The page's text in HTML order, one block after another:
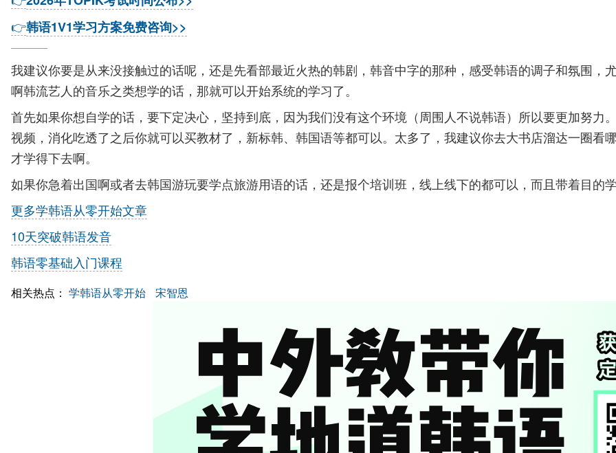
👉韩语1V1学习方案免费咨询>>
我建议你要是从来没接触过的话呢，还是先看部最近火热的韩剧，韩音中字的那种，感受韩语的调子和氛围，
啊韩流艺人的音乐之类想学的话，那就可以开始系统的学习了。
首先如果你想自学的话，要下定决心，坚持到底，因为我们没有这个环境（周围人不说韩语）所以要更加努力
视频，消化吃透了之后你就可以买教材了，新标韩、韩国语等都可以。太多了，我建议你去大书店溜达一圈看
才学得下去啊。
如果你急着出国啊或者去韩国游玩要学点旅游用语的话，还是报个培训班，线上线下的都可以，而且带着目的
更多学韩语从零开始文章
10天突破韩语发音
韩语零基础入门课程
相关热点： 学韩语从零开始 宋智恩